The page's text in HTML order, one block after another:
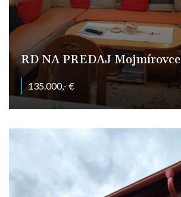
RD NA PREDAJ Mojmírovce
135.000,- €